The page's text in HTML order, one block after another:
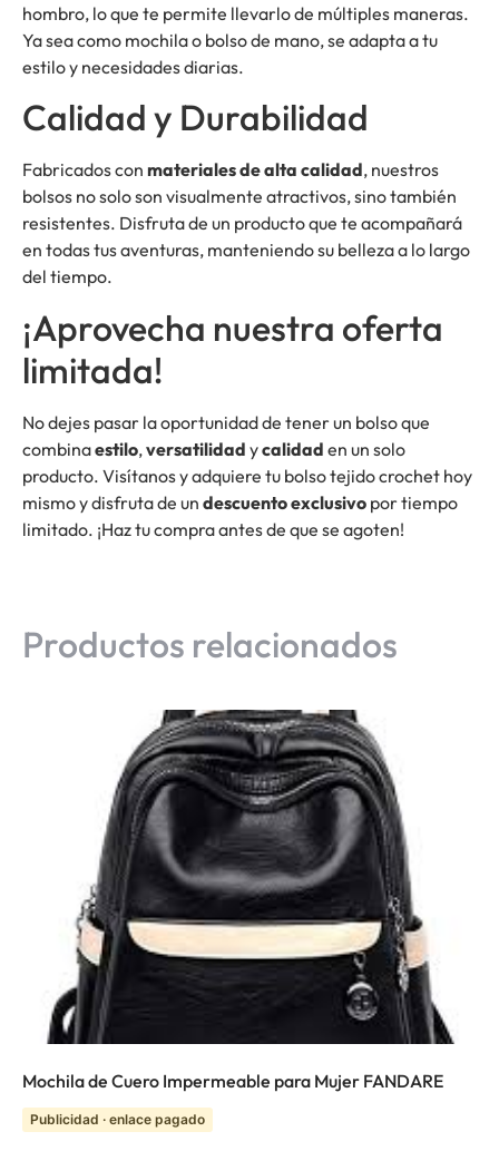
hombro, lo que te permite llevarlo de múltiples maneras.
Ya sea como mochila o bolso de mano, se adapta a tu
estilo y necesidades diarias.
Calidad y Durabilidad
Fabricados con materiales de alta calidad, nuestros
bolsos no solo son visualmente atractivos, sino también
resistentes. Disfruta de un producto que te acompañará
en todas tus aventuras, manteniendo su belleza a lo largo
del tiempo.
¡Aprovecha nuestra oferta
limitada!
No dejes pasar la oportunidad de tener un bolso que
combinaestilo,versatilidad ycalidad en un solo
producto. Visítanos y adquiere tu bolso tejido crochet hoy
mismo y disfruta de un descuento exclusivo por tiempo
limitado. ¡Haz tu compra antes de que se agoten!
Productos relacionados
Mochila de Cuero Impermeable para Mujer FANDARE
Publicidad · enlace pagado